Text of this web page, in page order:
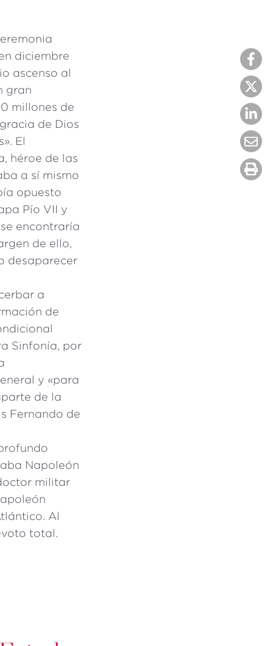
diciembre
ascenso al
gran
millones de
de Dios
El
héroe de las
a sí mismo
opuesto
Pío VII y
encontraría
de ello,
desaparecer
a
de
Sinfonía, por
y «para
de la
Fernando de
Napoleón
militar
Al
total.